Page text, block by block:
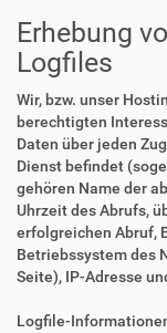
Erhebung
Logfiles
Wir, bzw. unser
berechtigten
Daten über jeden
Dienst befindet
gehören Name der
Uhrzeit des Abrufs,
erfolgreichen Abruf,
Betriebssystem des
Seite), IP-Adresse
Logfile-